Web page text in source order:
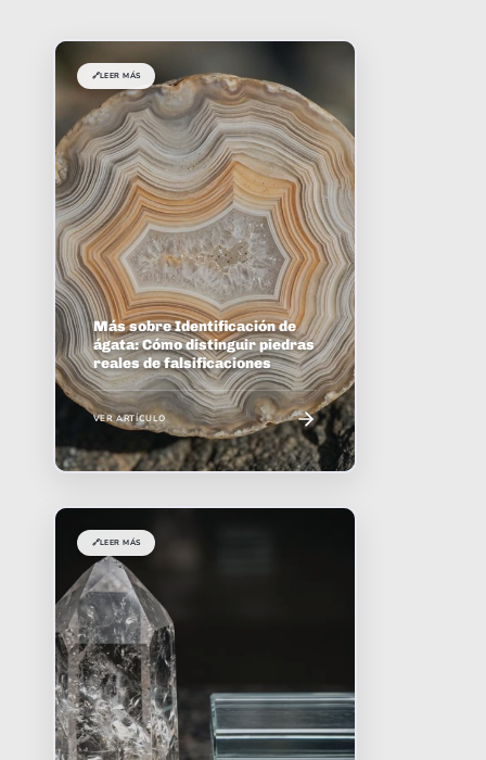
🔗LEER MÁS
Más sobre Identificación de
ágata: Cómo distinguir piedras
reales de falsificaciones
VER ARTÍCULO
🔗LEER MÁS